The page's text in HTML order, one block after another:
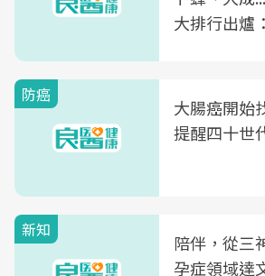
大排行出爐
防癌
大腸癌開始
提醒四十世
新知
陪伴，從三
孕症領域達